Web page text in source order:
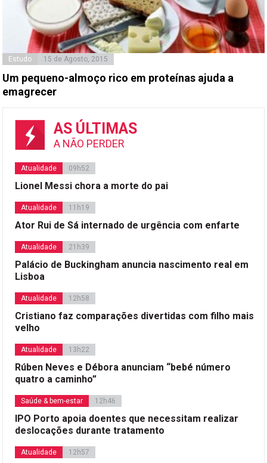
Estudo 15 de Agosto, 2015
Um pequeno-almoço rico em proteínas ajuda a
emagrecer
AS ÚLTIMAS
A NÃO PERDER
Atualidade 09h52
Lionel Messi chora a morte do pai
Atualidade 11h19
Ator Rui de Sá internado de urgência com enfarte
Atualidade 21h39
Palácio de Buckingham anuncia nascimento real em
Lisboa
Atualidade 12h58
Cristiano faz comparações divertidas com filho mais
velho
Atualidade 13h22
Rúben Neves e Débora anunciam “bebé número
quatro a caminho”
Saúde & bem-estar 12h46
IPO Porto apoia doentes que necessitam realizar
deslocações durante tratamento
Atualidade 12h57